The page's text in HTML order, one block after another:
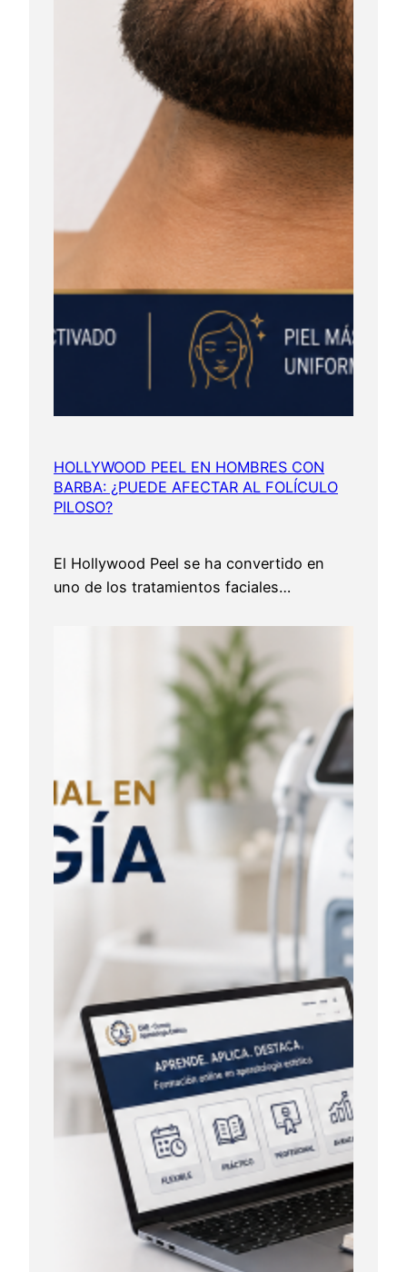
HOLLYWOOD PEEL EN HOMBRES CON
BARBA: ¿PUEDE AFECTAR AL FOLÍCULO
PILOSO?
El Hollywood Peel se ha convertido en
uno de los tratamientos faciales…